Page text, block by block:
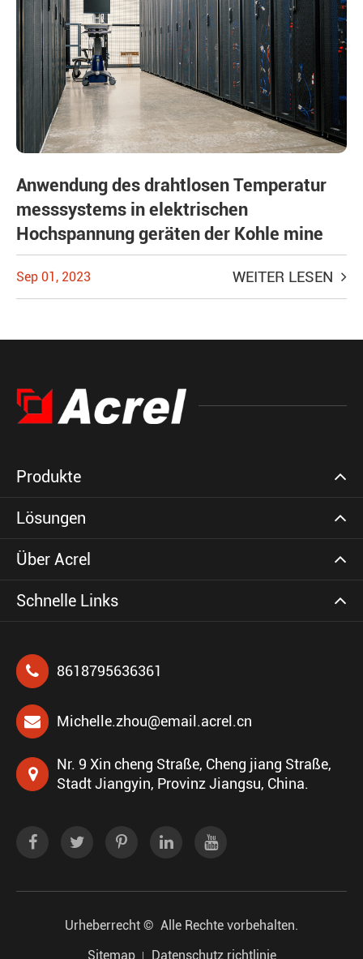
Anwendung des drahtlosen Temperatur
messsystems in elektrischen
Hochspannung geräten der Kohle mine
Sep 01, 2023 WEITER LESEN
Produkte
Lösungen
Über Acrel
Schnelle Links
8618795636361
Michelle.zhou@email.acrel.cn
Nr. 9 Xin cheng Straße, Cheng jiang Straße,
Stadt Jiangyin, Provinz Jiangsu, China.
Urheberrecht © Alle Rechte vorbehalten.
Sitemap
Datenschutz richtlinie